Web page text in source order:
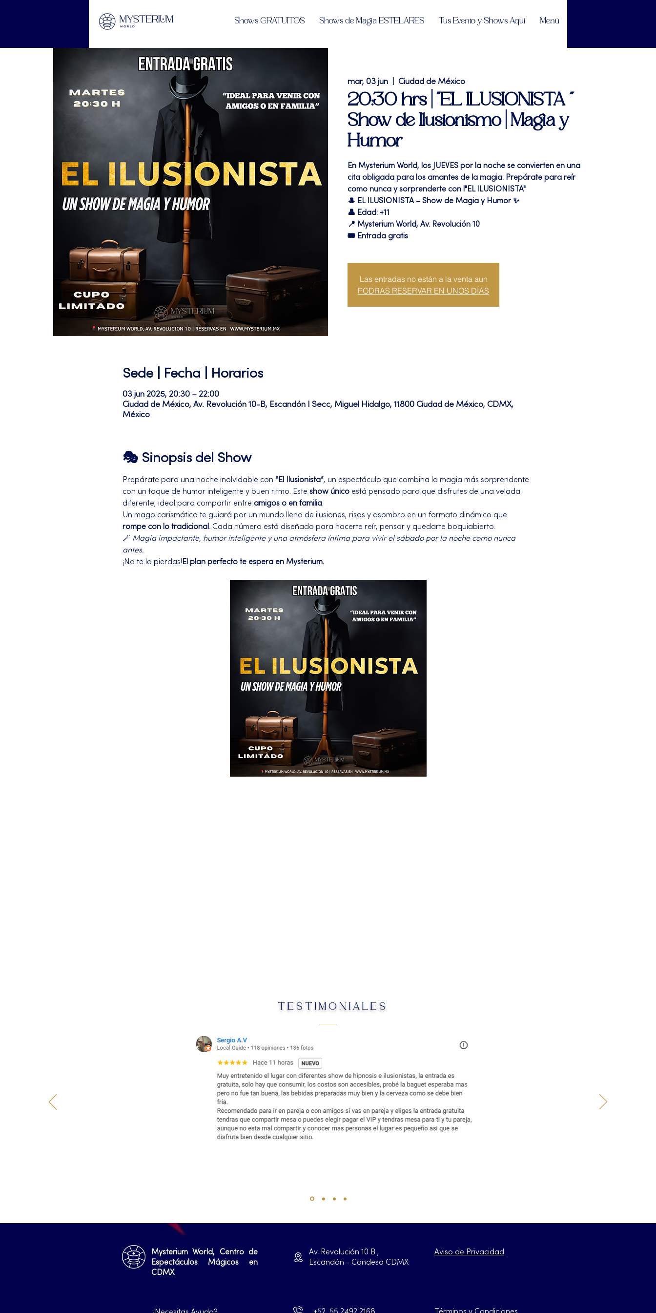
Shows GRATUITOS Shows de Magia ESTELARES Tus Evento y Shows Aquí Menú
mar, 03 jun Ciudad de México
20:30 hrs | "EL ILUSIONISTA "
Show de Ilusionismo | Magia y
Humor
En Mysterium World, los JUEVES por la noche se convierten en una
cita obligada para los amantes de la magia. Prepárate para reír
como nunca y sorprenderte con l"EL ILUSIONISTA"
🎩 EL ILUSIONISTA – Show de Magia y Humor ✨
👤 Edad: +11
📍 Mysterium World, Av. Revolución 10
🎟️ Entrada gratis
Las entradas no están a la venta aun
PODRAS RESERVAR EN UNOS DÍAS
Sede | Fecha | Horarios
03 jun 2025, 20:30 – 22:00
Ciudad de México, Av. Revolución 10-B, Escandón I Secc, Miguel Hidalgo, 11800 Ciudad de México, CDMX,
México
🎭 Sinopsis del Show
Prepárate para una noche inolvidable con “El Ilusionista”, un espectáculo que combina la magia más sorprendente
con un toque de humor inteligente y buen ritmo. Este show único está pensado para que disfrutes de una velada
diferente, ideal para compartir entre amigos o en familia.
Un mago carismático te guiará por un mundo lleno de ilusiones, risas y asombro en un formato dinámico que
rompe con lo tradicional . Cada número está diseñado para hacerte reír, pensar y quedarte boquiabierto.
🪄 Magia impactante, humor inteligente y una atmósfera íntima para vivir el sábado por la noche como nunca
antes.
¡No te lo pierdas! El plan perfecto te espera en Mysterium.
TESTIMONIALES
Mysterium World, Centro de
Espectáculos Mágicos en
CDMX
Av. Revolución 10 B ,
Escandón - Condesa CDMX
Aviso de Privacidad